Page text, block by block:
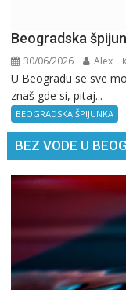
Beogradska
30/06/2026 Alex
U Beogradu se sve
znaš gde si, pitaj...
BEOGRADSKA ŠPIJUNKA
BEZ VODE U